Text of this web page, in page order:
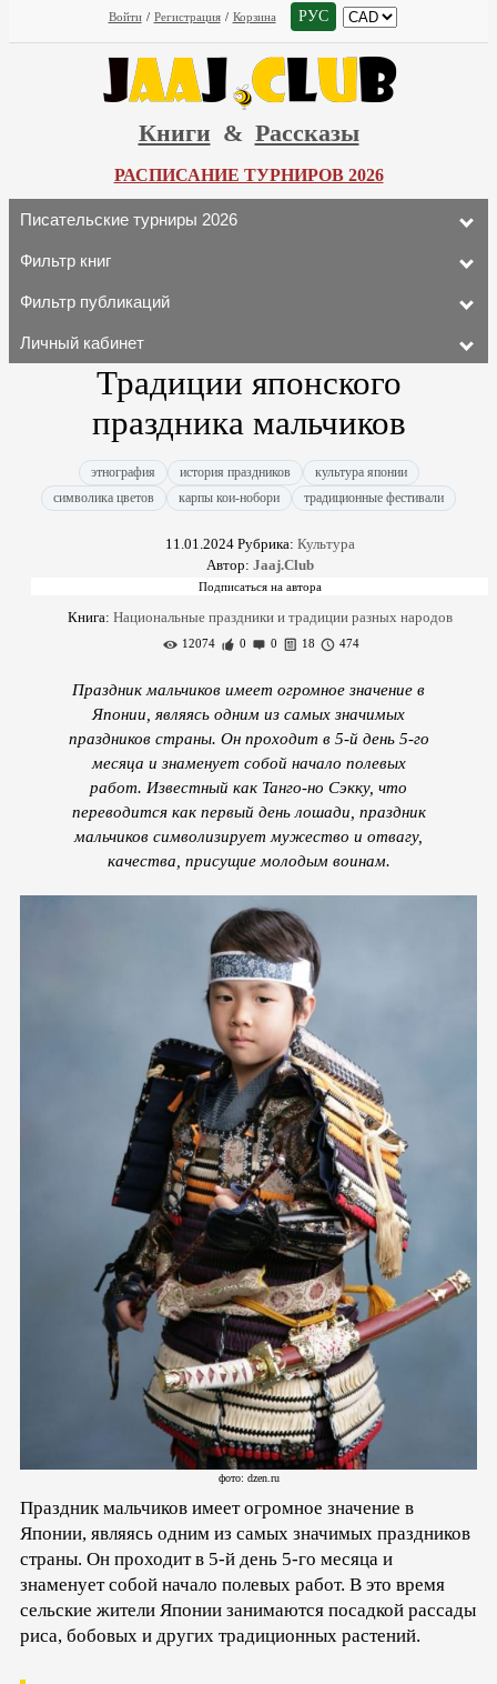
Войти / Регистрация / Корзина РУС
Книги & Рассказы
РАСПИСАНИЕ ТУРНИРОВ 2026
Писательские турниры 2026
Фильтр книг
Фильтр публикаций
Личный кабинет
Традиции японского
праздника мальчиков
этнография история праздников
культура японии
символика цветов
карпы кои-нобори традиционные фестивали
11.01.2024Рубрика: Культура
Автор: Jaaj.Club
Книга: Национальные праздники и традиции разных народов
12074 0 0 18 474
Праздник мальчиков имеет огромное значение в
Японии, являясь одним из самых значимых
праздников страны. Он проходит в 5-й день 5-го
месяца и знаменует собой начало полевых
работ. Известный как Танго-но Сэкку, что
переводится как первый день лошади, праздник
мальчиков символизирует мужество и отвагу,
качества, присущие молодым воинам.
фото: dzen.ru
Праздник мальчиков имеет огромное значение в
Японии, являясь одним из самых значимых праздников
страны. Он проходит в 5-й день 5-го месяца и
знаменует собой начало полевых работ. В это время
сельские жители Японии занимаются посадкой рассады
риса, бобовых и других традиционных растений.